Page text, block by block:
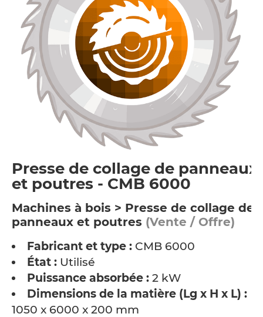
Presse de collage de panneaux
et poutres - CMB 6000
Machines à bois > Presse de collage de
panneaux et poutres (Vente / Offre)
Fabricant et type : CMB 6000
État : Utilisé
Puissance absorbée : 2 kW
Dimensions de la matière (Lg x H x L) :
1050 x 6000 x 200 mm